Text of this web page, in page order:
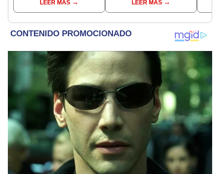
LEER MÁS
Serenazgo recuperó el
dinero
LEER MÁS